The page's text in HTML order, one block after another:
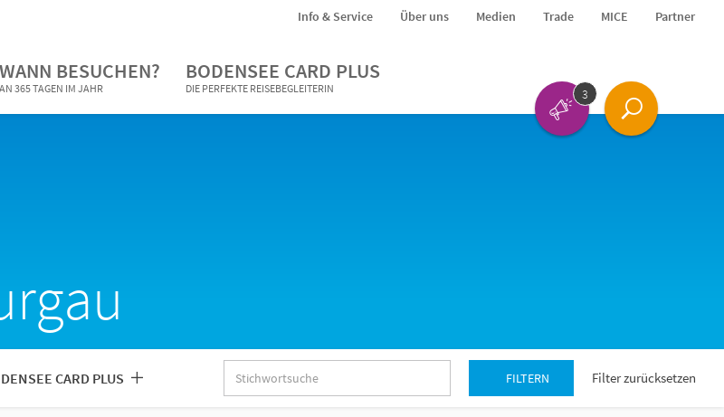
Info & Service Über uns Medien Trade MICE Partner
WANN BESUCHEN?
AN 365 TAGEN IM JAHR
BODENSEE CARD PLUS
DIE PERFEKTE REISEBEGLEITERIN 3
CARD PLUS FILTERN Filter zurücksetzen